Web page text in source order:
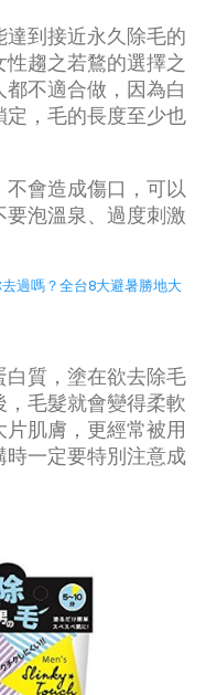
到接近永久除毛的
趨之若鶩的選擇之
不適合做，因為白
，毛的長度至少也
會造成傷口，可以
泡溫泉、過度刺激
過嗎？全台8大避暑勝地大
白質，塗在欲去除毛
毛髮就會變得柔軟
肌膚，更經常被用
一定要特別注意成